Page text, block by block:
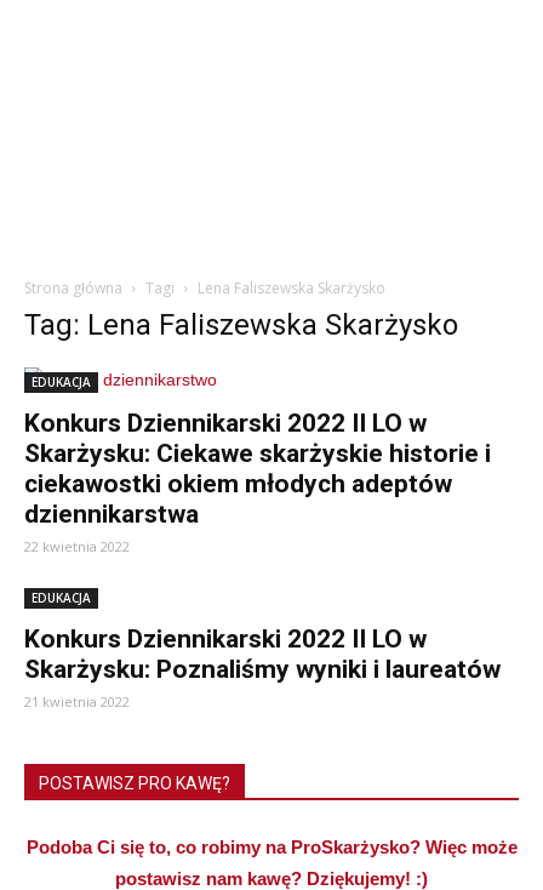
Strona główna Tagi Lena Faliszewska Skarżysko
Tag: Lena Faliszewska Skarżysko
EDUKACJA
Konkurs Dziennikarski 2022 II LO w
Skarżysku: Ciekawe skarżyskie historie i
ciekawostki okiem młodych adeptów
dziennikarstwa
22 kwietnia 2022
EDUKACJA
Konkurs Dziennikarski 2022 II LO w
Skarżysku: Poznaliśmy wyniki i laureatów
21 kwietnia 2022
POSTAWISZ PRO KAWĘ?
Podoba Ci się to, co robimy na ProSkarżysko? Więc może
postawisz nam kawę? Dziękujemy! :)